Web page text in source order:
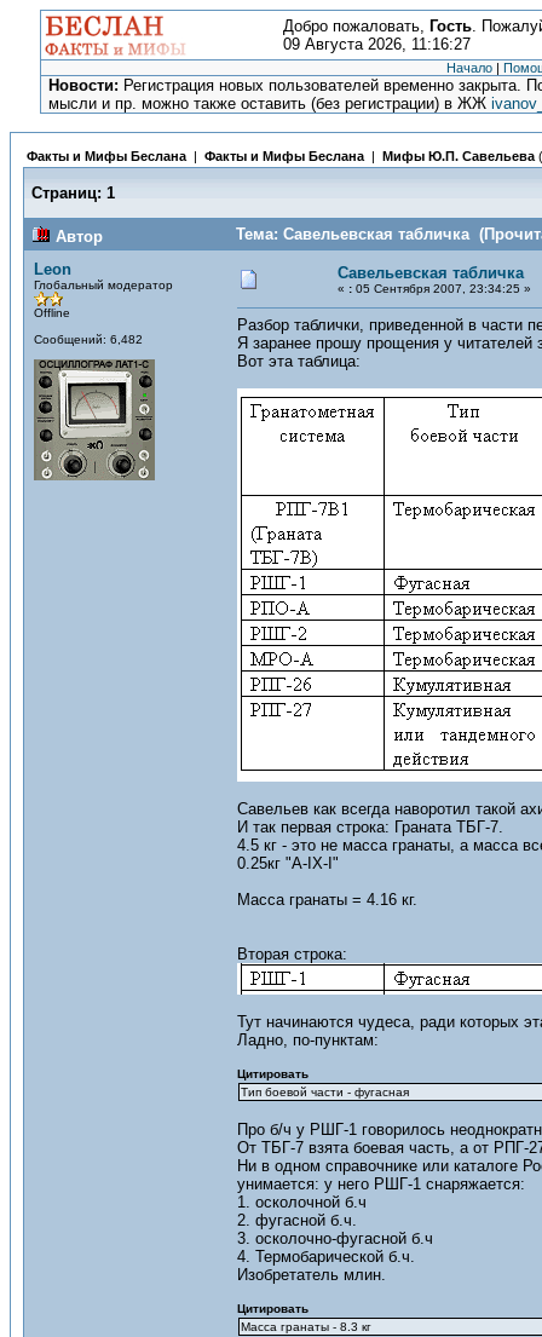
Добро пожаловать, Гость.
09 Августа 2026, 11:16:27
Начало |
Новости: Регистрация новых пользователей временно закрыта.
мысли и пр. можно также оставить (без регистрации) в ЖЖ
Факты и Мифы Беслана | Факты и Мифы Беслана | Мифы Ю.П. Савельева
Страниц: 1
Автор
Тема: Савельевская табличка
Leon
Глобальный модератор
Offline
Сообщений: 6,482
Савельевская табличка
« : 05 Сентября 2007, 23:34:25 »
Разбор таблички, приведенной в части
Я заранее прошу прощения у читателей
Вот эта таблица:
Савельев как всегда наворотил такой
И так первая строка: Граната ТБГ-7.
4.5 кг - это не масса гранаты, а масса
0.25кг "A-IX-I"
Масса гранаты = 4.16 кг.
Вторая строка:
Тут начинаются чудеса, ради которых
Ладно, по-пунктам:
Цитировать
Тип боевой части - фугасная
Про б/ч у РШГ-1 говорилось
От ТБГ-7 взята боевая часть, а от РПГ-
Ни в одном справочнике или каталоге
унимается: у него РШГ-1 снаряжается:
1. осколочной б.ч
2. фугасной б.ч.
3. осколочно-фугасной б.ч
4. Термобарической б.ч.
Изобретатель млин.
Цитировать
Масса гранаты - 8.3 кг